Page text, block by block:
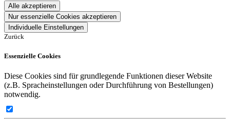
Alle akzeptieren
Nur essenzielle Cookies akzeptieren
Individuelle Einstellungen
Zurück
Essenzielle Cookies
Diese Cookies sind für grundlegende Funktionen dieser Website
(z.B. Spracheinstellungen oder Durchführung von Bestellungen)
notwendig.